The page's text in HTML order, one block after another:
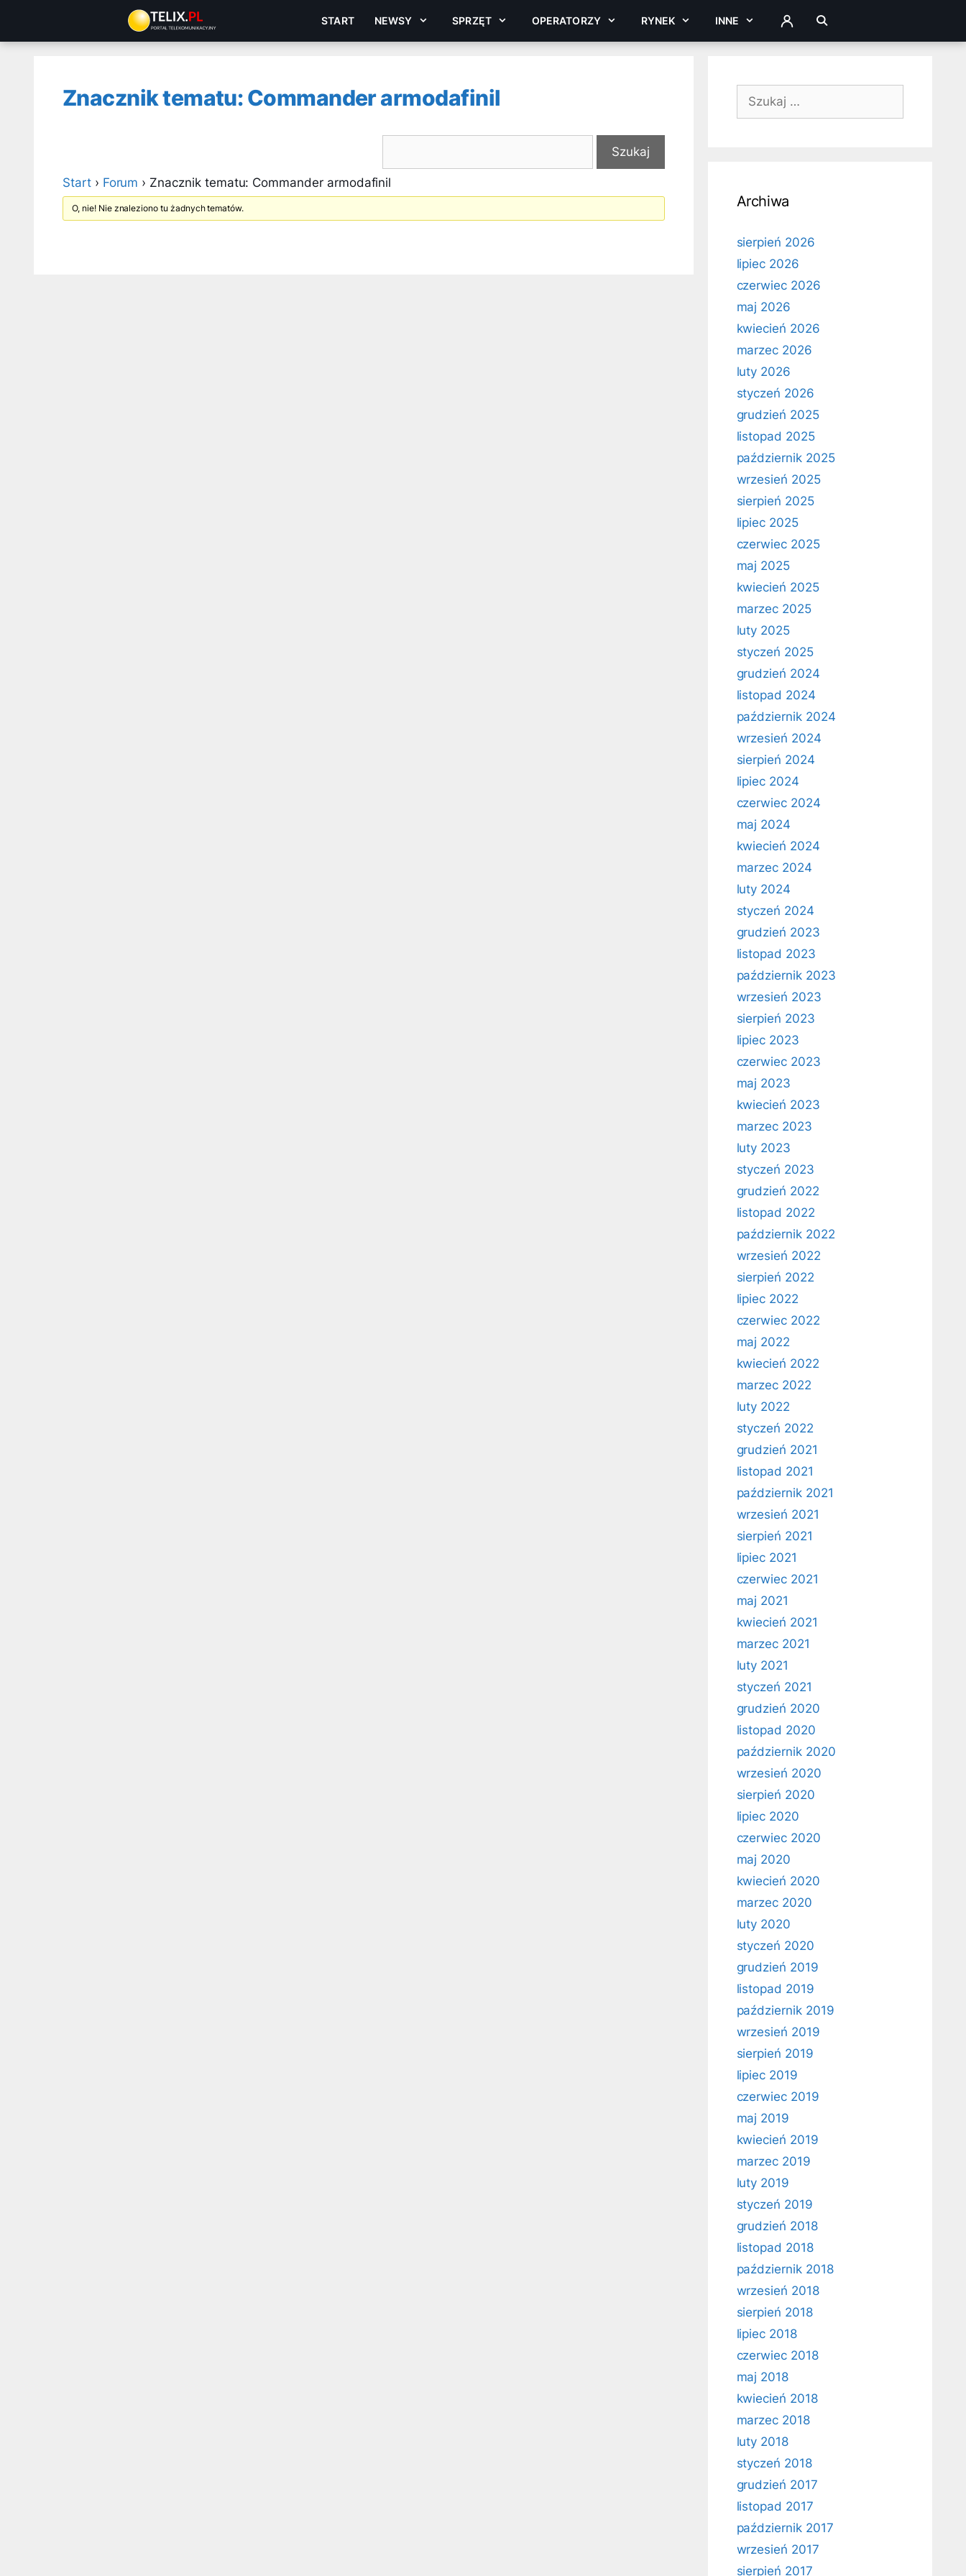
treści
START NEWSY SPRZĘT OPERATORZY RYNEK INNE ZALOGUJ
Znacznik tematu: Commander armodafinil
Start › Forum › Znacznik tematu: Commander armodafinil
O, nie! Nie znaleziono tu żadnych tematów.
Szukaj:
Archiwa
sierpień 2026
lipiec 2026
czerwiec 2026
maj 2026
kwiecień 2026
marzec 2026
luty 2026
styczeń 2026
grudzień 2025
listopad 2025
październik 2025
wrzesień 2025
sierpień 2025
lipiec 2025
czerwiec 2025
maj 2025
kwiecień 2025
marzec 2025
luty 2025
styczeń 2025
grudzień 2024
listopad 2024
październik 2024
wrzesień 2024
sierpień 2024
lipiec 2024
czerwiec 2024
maj 2024
kwiecień 2024
marzec 2024
luty 2024
styczeń 2024
grudzień 2023
listopad 2023
październik 2023
wrzesień 2023
sierpień 2023
lipiec 2023
czerwiec 2023
maj 2023
kwiecień 2023
marzec 2023
luty 2023
styczeń 2023
grudzień 2022
listopad 2022
październik 2022
wrzesień 2022
sierpień 2022
lipiec 2022
czerwiec 2022
maj 2022
kwiecień 2022
marzec 2022
luty 2022
styczeń 2022
grudzień 2021
listopad 2021
październik 2021
wrzesień 2021
sierpień 2021
lipiec 2021
czerwiec 2021
maj 2021
kwiecień 2021
marzec 2021
luty 2021
styczeń 2021
grudzień 2020
listopad 2020
październik 2020
wrzesień 2020
sierpień 2020
lipiec 2020
czerwiec 2020
maj 2020
kwiecień 2020
marzec 2020
luty 2020
styczeń 2020
grudzień 2019
listopad 2019
październik 2019
wrzesień 2019
sierpień 2019
lipiec 2019
czerwiec 2019
maj 2019
kwiecień 2019
marzec 2019
luty 2019
styczeń 2019
grudzień 2018
listopad 2018
październik 2018
wrzesień 2018
sierpień 2018
lipiec 2018
czerwiec 2018
maj 2018
kwiecień 2018
marzec 2018
luty 2018
styczeń 2018
grudzień 2017
listopad 2017
październik 2017
wrzesień 2017
sierpień 2017